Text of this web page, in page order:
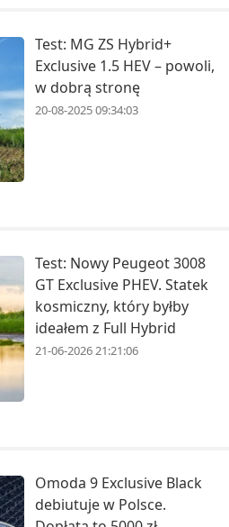
Test: MG ZS Hybrid+
Exclusive 1.5 HEV – powoli,
w dobrą stronę
20-08-2025 09:34:03
Test: Nowy Peugeot 3008
GT Exclusive PHEV. Statek
kosmiczny, który byłby
ideałem z Full Hybrid
21-06-2026 21:21:06
Omoda 9 Exclusive Black
debiutuje w Polsce.